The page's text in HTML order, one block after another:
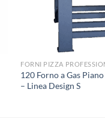
FORNI PIZZA
120 Forno a Gas
– Linea Design S